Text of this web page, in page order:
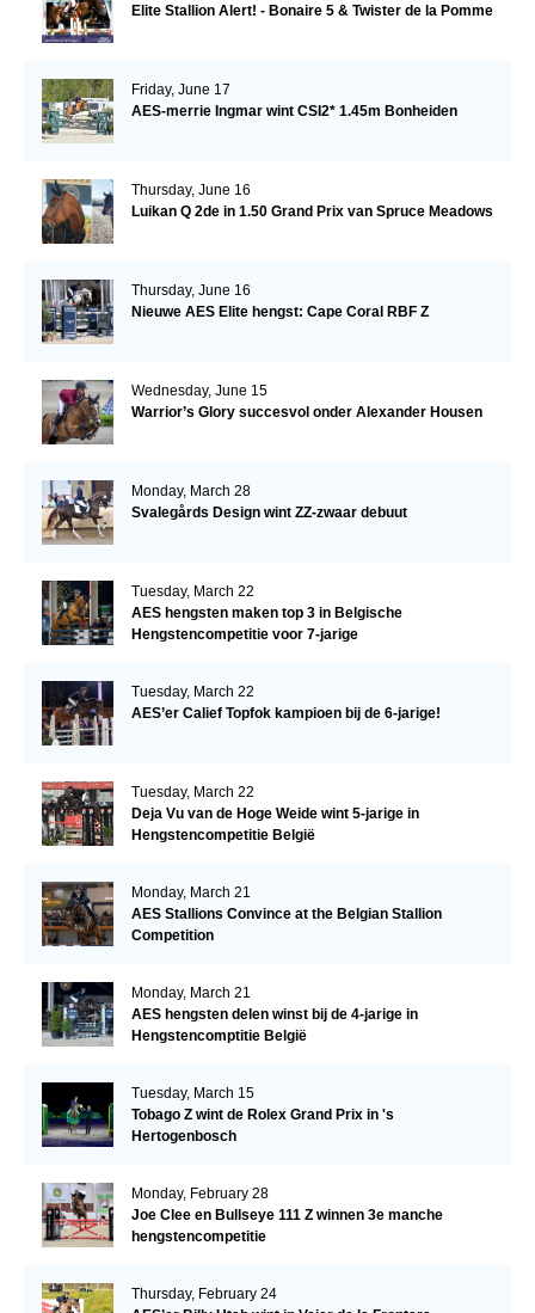
Elite Stallion Alert! - Bonaire 5 & Twister de la Pomme
Friday, June 17
AES-merrie Ingmar wint CSI2* 1.45m Bonheiden
Thursday, June 16
Luikan Q 2de in 1.50 Grand Prix van Spruce Meadows
Thursday, June 16
Nieuwe AES Elite hengst: Cape Coral RBF Z
Wednesday, June 15
Warrior’s Glory succesvol onder Alexander Housen
Monday, March 28
Svalegårds Design wint ZZ-zwaar debuut
Tuesday, March 22
AES hengsten maken top 3 in Belgische
Hengstencompetitie voor 7-jarige
Tuesday, March 22
AES’er Calief Topfok kampioen bij de 6-jarige!
Tuesday, March 22
Deja Vu van de Hoge Weide wint 5-jarige in
Hengstencompetitie België
Monday, March 21
AES Stallions Convince at the Belgian Stallion
Competition
Monday, March 21
AES hengsten delen winst bij de 4-jarige in
Hengstencomptitie België
Tuesday, March 15
Tobago Z wint de Rolex Grand Prix in 's
Hertogenbosch
Monday, February 28
Joe Clee en Bullseye 111 Z winnen 3e manche
hengstencompetitie
Thursday, February 24